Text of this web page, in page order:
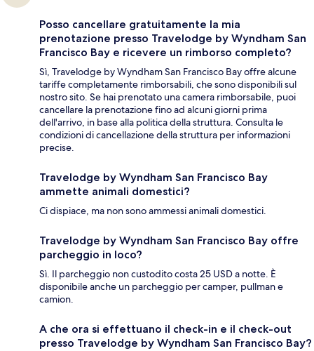
Posso cancellare gratuitamente la mia
prenotazione presso Travelodge by Wyndham San
Francisco Bay e ricevere un rimborso completo?
Sì, Travelodge by Wyndham San Francisco Bay offre alcune
tariffe completamente rimborsabili, che sono disponibili sul
nostro sito. Se hai prenotato una camera rimborsabile, puoi
cancellare la prenotazione fino ad alcuni giorni prima
dell'arrivo, in base alla politica della struttura. Consulta le
condizioni di cancellazione della struttura per informazioni
precise.
Travelodge by Wyndham San Francisco Bay
ammette animali domestici?
Ci dispiace, ma non sono ammessi animali domestici.
Travelodge by Wyndham San Francisco Bay offre
parcheggio in loco?
Sì. Il parcheggio non custodito costa 25 USD a notte. È
disponibile anche un parcheggio per camper, pullman e
camion.
A che ora si effettuano il check-in e il check-out
presso Travelodge by Wyndham San Francisco Bay?